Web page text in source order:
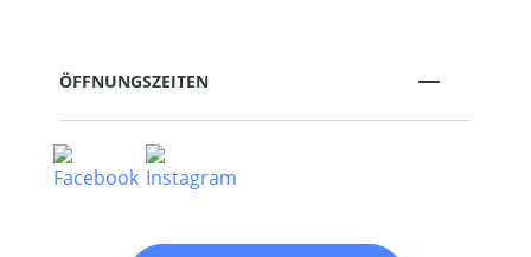
ÖFFNUNGSZEITEN